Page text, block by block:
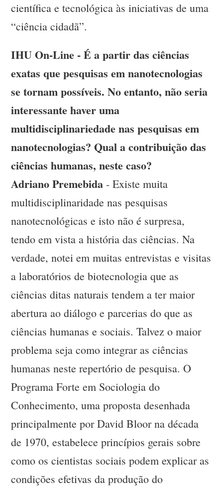
científica e tecnológica às iniciativas de uma
“ciência cidadã”.
IHU On-Line - É a partir das ciências
exatas que pesquisas em nanotecnologias
se tornam possíveis. No entanto, não seria
interessante haver uma
multidisciplinariedade nas pesquisas em
nanotecnologias? Qual a contribuição das
ciências humanas, neste caso?
Adriano Premebida - Existe muita
multidisciplinaridade nas pesquisas
nanotecnológicas e isto não é surpresa,
tendo em vista a história das ciências. Na
verdade, notei em muitas entrevistas e visitas
a laboratórios de biotecnologia que as
ciências ditas naturais tendem a ter maior
abertura ao diálogo e parcerias do que as
ciências humanas e sociais. Talvez o maior
problema seja como integrar as ciências
humanas neste repertório de pesquisa. O
Programa Forte em Sociologia do
Conhecimento, uma proposta desenhada
principalmente por David Bloor na década
de 1970, estabelece princípios gerais sobre
como os cientistas sociais podem explicar as
condições efetivas da produção do